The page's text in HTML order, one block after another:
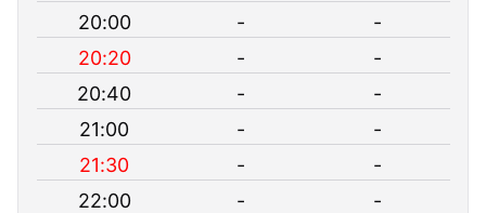
20:00
-
-
20:20
-
-
20:40
-
-
21:00
-
-
21:30
-
-
22:00
- -